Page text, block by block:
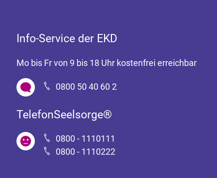
Info-Service der EKD
Mo bis Fr von 9 bis 18 Uhr kostenfrei erreichbar
0800 50 40 60 2
TelefonSeelsorge®
0800 - 1110111
0800 - 1110222